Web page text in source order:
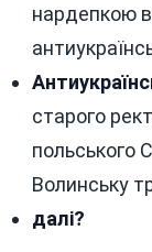
нардепкою
старого
польського
Волинську
далі?